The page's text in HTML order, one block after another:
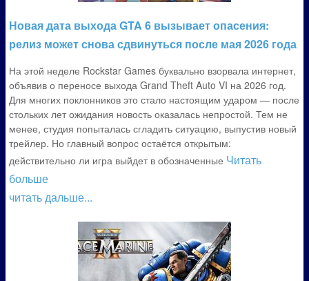
Новая дата выхода GTA 6 вызывает опасения:
релиз может снова сдвинуться после мая 2026 года
На этой неделе Rockstar Games буквально взорвала интернет,
объявив о переносе выхода Grand Theft Auto VI на 2026 год.
Для многих поклонников это стало настоящим ударом — после
стольких лет ожидания новость оказалась непростой. Тем не
менее, студия попыталась сгладить ситуацию, выпустив новый
трейлер. Но главный вопрос остаётся открытым:
действительно ли игра выйдет в обозначенные Читать
больше
читать дальше...